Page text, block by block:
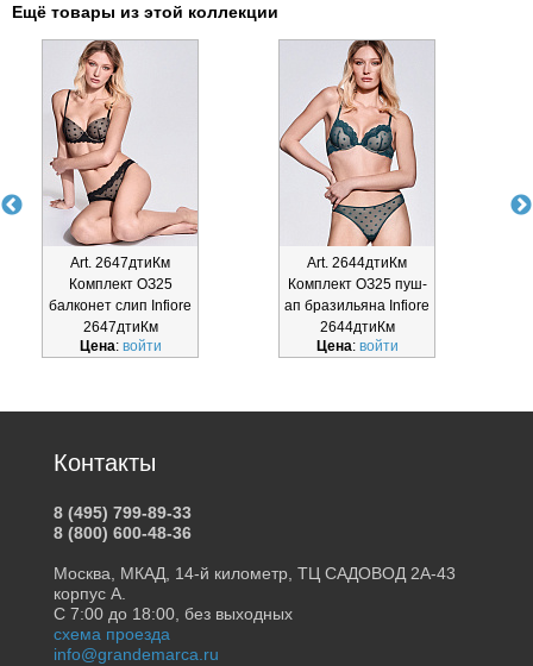
Ещё товары из этой коллекции
Art. 2647дтиКм
Комплект ОЗ25
балконет слип Infiore
2647дтиКм
Цена: войти
Art. 2644дтиКм
Комплект ОЗ25 пуш-
ап бразильяна Infiore
2644дтиКм
Цена: войти
Контакты
8 (495) 799-89-33
8 (800) 600-48-36
Москва, МКАД, 14-й километр, ТЦ САДОВОД 2А-43
корпус А.
С 7:00 до 18:00, без выходных
схема проезда
info@grandemarca.ru